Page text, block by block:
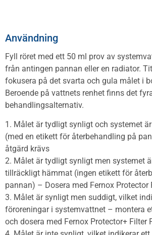
Användning
Fyll röret med ett 50 ml prov av
från antingen pannan eller en radiator.
fokusera på det svarta och gula målet i
Beroende på vattnets renhet finns det
behandlingsalternativ.
1. Målet är tydligt synligt och systemet
(med en etikett för återbehandling på
åtgärd krävs
2. Målet är tydligt synligt men systemet
tillräckligt hämmat (ingen etikett för
pannan) – Dosera med Fernox Protector
3. Målet är synligt men suddigt, vilket
föroreningar i systemvattnet – montera
och dosera med Fernox Protector+ Filter